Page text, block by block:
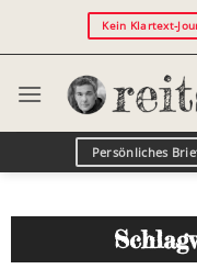
Kein Klartext-
Persönliches